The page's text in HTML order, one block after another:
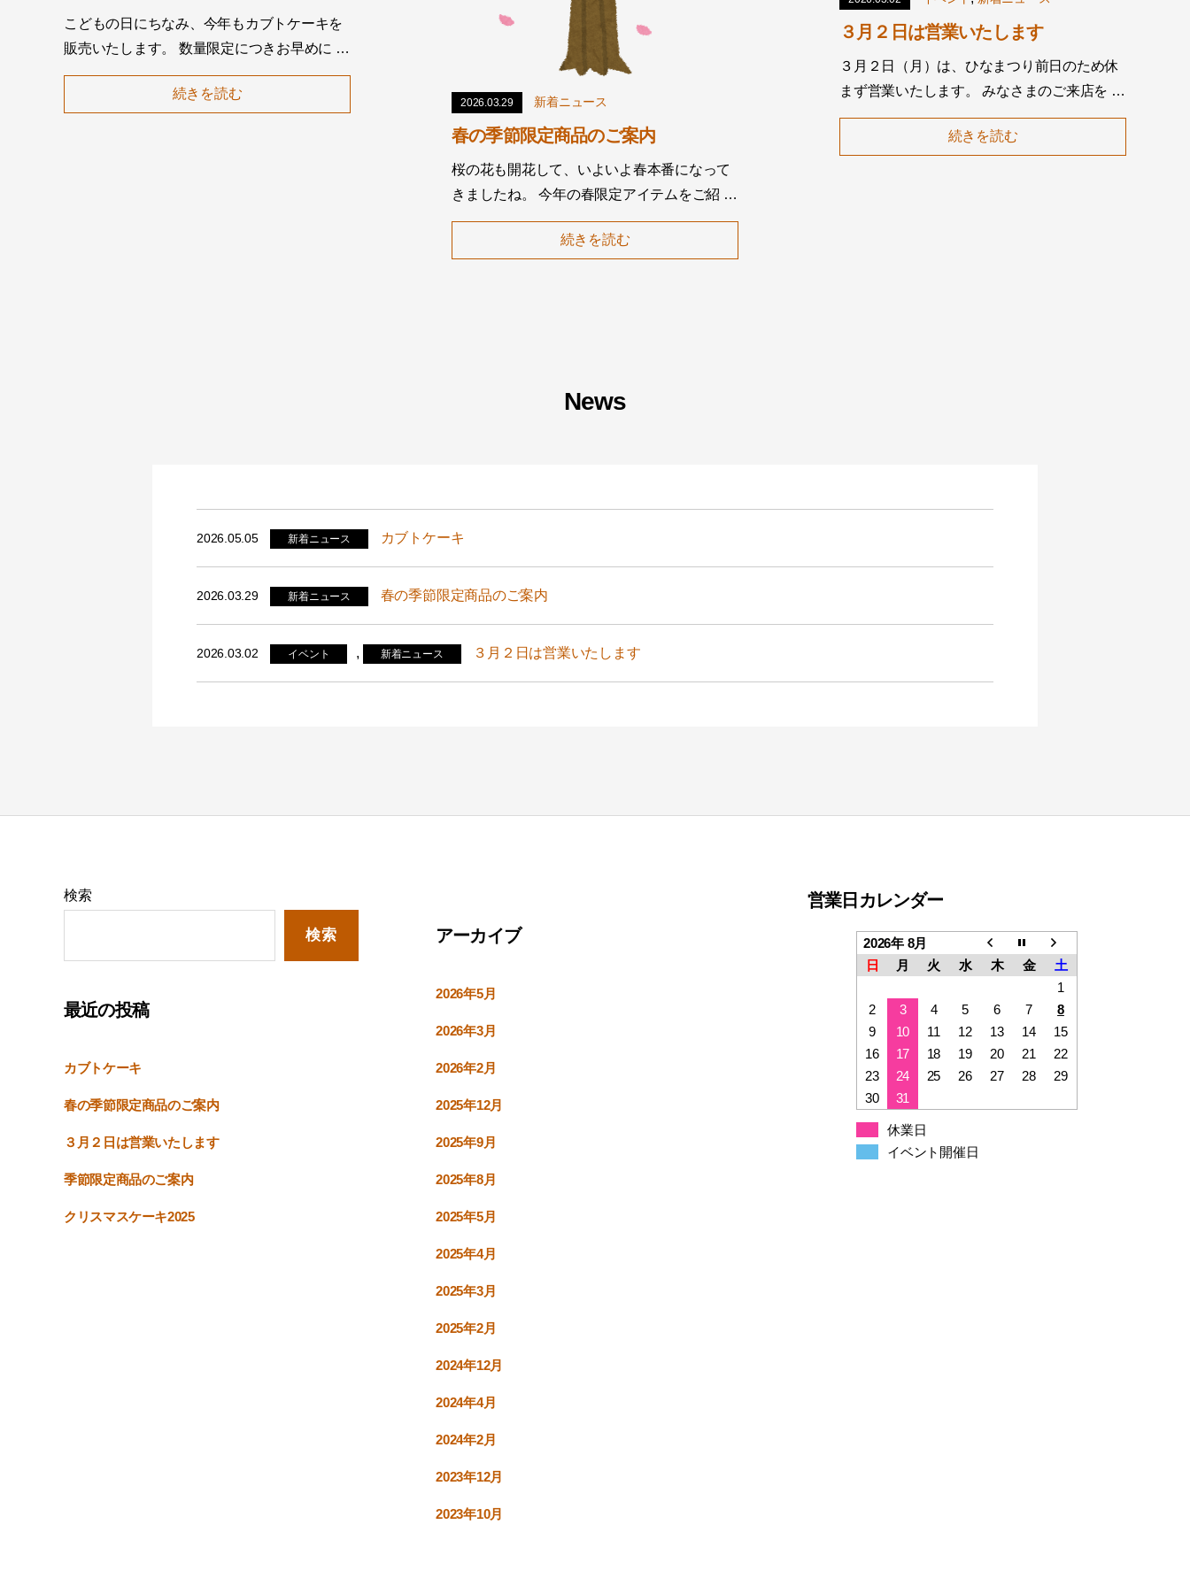
こどもの日にちなみ、今年もカブトケーキを
販売いたします。 数量限定につきお早めに …
続きを読む
2026.03.29 新着ニュース
春の季節限定商品のご案内
桜の花も開花して、いよいよ春本番になって
きましたね。 今年の春限定アイテムをご紹 …
続きを読む
３月２日は営業いたします
３月２日（月）は、ひなまつり前日のため休
まず営業いたします。 みなさまのご来店を …
続きを読む
News
2026.05.05 新着ニュース カブトケーキ
2026.03.29 新着ニュース 春の季節限定商品のご案内
2026.03.02 イベント , 新着ニュース ３月２日は営業いたします
検索
検索
最近の投稿
カブトケーキ
春の季節限定商品のご案内
３月２日は営業いたします
季節限定商品のご案内
クリスマスケーキ2025
アーカイブ
2026年5月
2026年3月
2026年2月
2025年12月
2025年9月
2025年8月
2025年5月
2025年4月
2025年3月
2025年2月
2024年12月
2024年4月
2024年2月
2023年12月
2023年10月
営業日カレンダー
2026年 8月
日
月 火 水 木 金
土
1
2
3 4 5 6 7
8
9
10 11 12 13 14
15
16
17 18 19 20 21
22
23
24 25 26 27 28
29
30
31
休業日
イベント開催日